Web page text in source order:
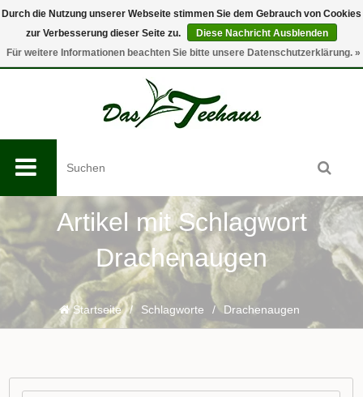
0
Artikel mit Schlagwort
Drachenaugen
Startseite / Schlagworte / Drachenaugen
Durch die Nutzung unserer Webseite stimmen Sie dem Gebrauch von Cookies
zur Verbesserung dieser Seite zu.
Diese Nachricht Ausblenden
Für weitere Informationen beachten Sie bitte unsere Datenschutzerklärung. »